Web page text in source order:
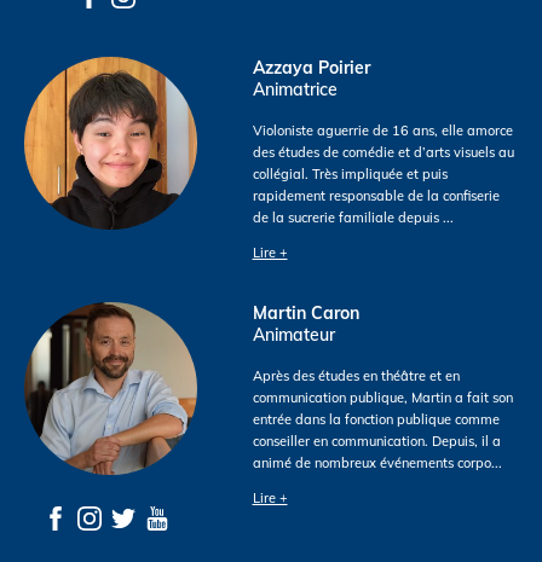
Azzaya Poirier
Animatrice
Violoniste aguerrie de 16 ans, elle amorce
des études de comédie et d’arts visuels au
collégial. Très impliquée et puis
rapidement responsable de la confiserie
de la sucrerie familiale depuis ...
Lire +
Martin Caron
Animateur
Après des études en théâtre et en
communication publique, Martin a fait son
entrée dans la fonction publique comme
conseiller en communication. Depuis, il a
animé de nombreux événements corpo...
Lire +